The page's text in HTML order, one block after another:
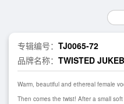
专辑编号： TJ0065-72
品牌名称： TWISTED
Warm, beautiful and ethereal female
Then comes the twist! After a small